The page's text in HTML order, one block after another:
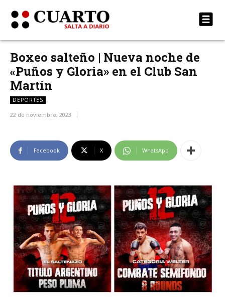
Boxeo salteño | Nueva noche de
«Puños y Gloria» en el Club San
Martín
DEPORTES
22 de noviembre, 2023
Facebook X WhatsApp